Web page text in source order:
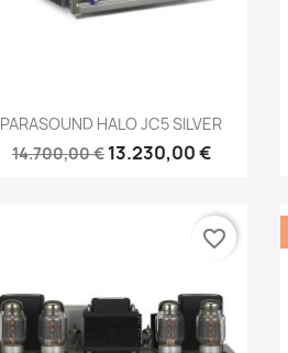
Anteprima
PARASOUND HALO JC5 SILVER
14.700,00 € 13.230,00 €
favorite_border